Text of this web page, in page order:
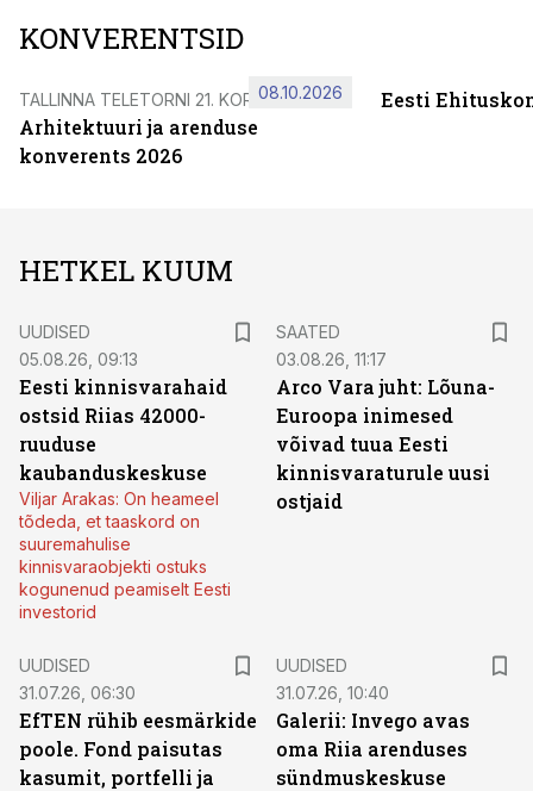
KONVERENTSID
TALLINNA TELETORNI 21. KORRUSEL
Arhitektuuri ja arenduse
konverents 2026
08.10.2026 Eesti
HETKEL KUUM
UUDISED
05.08.26, 09:13
Eesti kinnisvarahaid
ostsid Riias 42000-
ruuduse
kaubanduskeskuse
Viljar Arakas: On heameel
tõdeda, et taaskord on
suuremahulise
kinnisvaraobjekti ostuks
kogunenud peamiselt Eesti
investorid
SAATED
03.08.26, 11:17
Arco Vara juht: Lõuna-
Euroopa inimesed
võivad tuua Eesti
kinnisvaraturule uusi
ostjaid
UUDISED
31.07.26, 06:30
EfTEN rühib eesmärkide
poole. Fond paisutas
kasumit, portfelli ja
UUDISED
31.07.26, 10:40
Galerii: Invego avas
oma Riia arenduses
sündmuskeskuse